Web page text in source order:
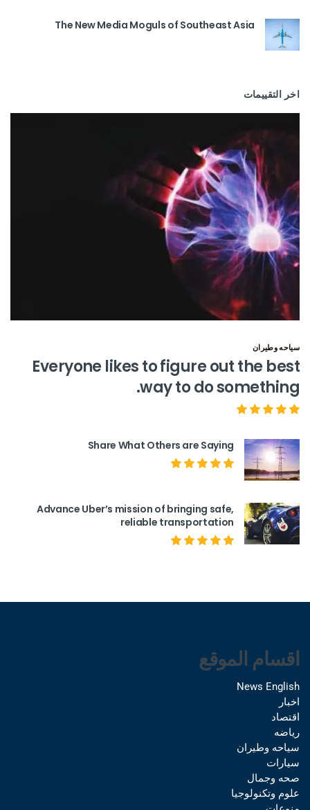
The New Media Moguls of Southeast Asia
اخر التقييمات
سياحه وطيران
Everyone likes to figure out the best
way to do something.
Share What Others are Saying
Advance Uber’s mission of bringing safe,
reliable transportation
اقسام الموقع
News English
اخبار
اقتصاد
رياضه
سياحه وطيران
سيارات
صحه وجمال
علوم وتكنولوجيا